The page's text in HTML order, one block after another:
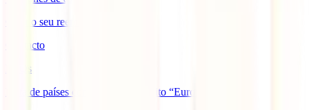
Gerir o seu reembolso
Contacto
FAQs
Lista de países com cobertura âmbito “Europa”